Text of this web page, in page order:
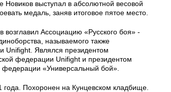
Новиков выступал в абсолютной весовой
медаль, заняв итоговое пятое место.
возглавил Ассоциацию «Русского боя» -
называемого также
Unifight. Являлся президентом
федерации Unifight и президентом
федерации «Универсальный бой».
года. Похоронен на Кунцевском кладбище.